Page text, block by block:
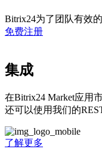
Bitrix24为了团队有效
免费注册
集成
在Bitrix24 Market应用
还可以使用我们的
了解更多